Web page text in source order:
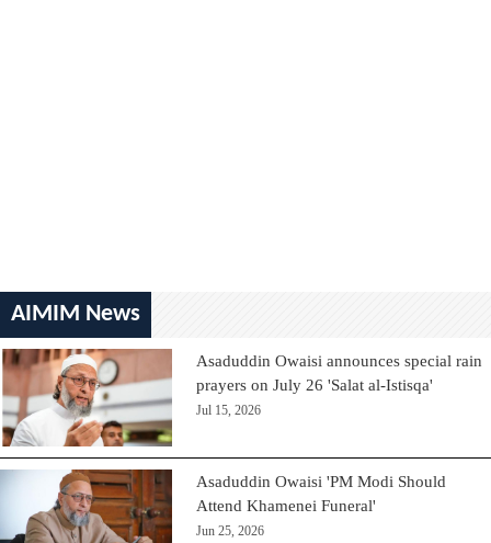
AIMIM News
Asaduddin Owaisi announces special rain
prayers on July 26 'Salat al-Istisqa'
Jul 15, 2026
Asaduddin Owaisi 'PM Modi Should
Attend Khamenei Funeral'
Jun 25, 2026